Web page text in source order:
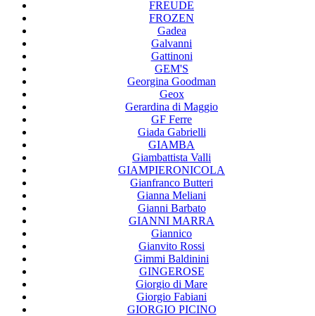
FREUDE
FROZEN
Gadea
Galvanni
Gattinoni
GEM'S
Georgina Goodman
Geox
Gerardina di Maggio
GF Ferre
Giada Gabrielli
GIAMBA
Giambattista Valli
GIAMPIERONICOLA
Gianfranco Butteri
Gianna Meliani
Gianni Barbato
GIANNI MARRA
Giannico
Gianvito Rossi
Gimmi Baldinini
GINGEROSE
Giorgio di Mare
Giorgio Fabiani
GIORGIO PICINO